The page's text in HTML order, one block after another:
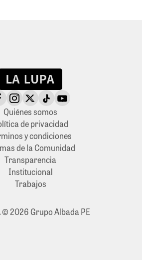
Quiénes somos
de privacidad
y condiciones
de la Comunidad
Transparencia
Institucional
Trabajos
© 2026 Grupo Albada PE